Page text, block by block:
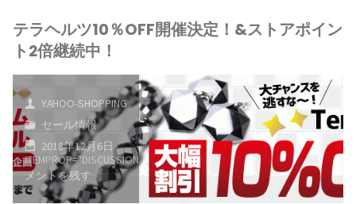
レ
ア
ム
感
謝
14
開
始！
イ
ン
テラヘルツ10％OFF開催決定！&ストアポイン
ト2倍継続中！
YAHOO-SHOPPING
セール情報
2018年12月6日
ITEMPROP="DISCUSSIONURL"コ
メントを残す